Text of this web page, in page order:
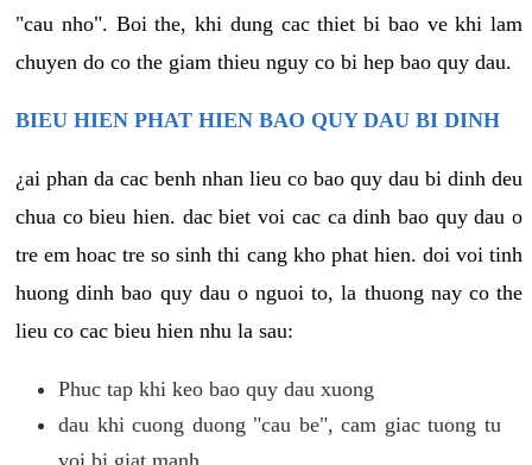
"cau nho". Boi the, khi dung cac thiet bi bao ve khi lam
chuyen do co the giam thieu nguy co bi hep bao quy dau.
BIEU HIEN PHAT HIEN BAO QUY DAU BI DINH
¿ai phan da cac benh nhan lieu co bao quy dau bi dinh deu
chua co bieu hien. dac biet voi cac ca dinh bao quy dau o
tre em hoac tre so sinh thi cang kho phat hien. doi voi tinh
huong dinh bao quy dau o nguoi to, la thuong nay co the
lieu co cac bieu hien nhu la sau:
Phuc tap khi keo bao quy dau xuong
dau khi cuong duong "cau be", cam giac tuong tu